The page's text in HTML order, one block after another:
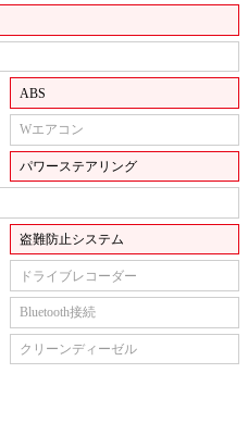
ABS
Wエアコン
パワーステアリング
盗難防止システム
ドライブレコーダー
Bluetooth接続
クリーンディーゼル